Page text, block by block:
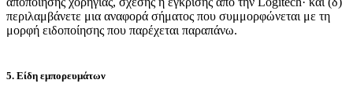
περιλαμβάνετε μια αναφορά σήματος που συμμορφώνεται με τη
μορφή ειδοποίησης που παρέχεται παραπάνω.
5. Είδη εμπορευμάτων